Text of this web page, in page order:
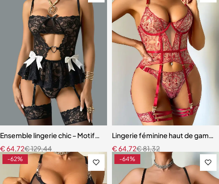
Ensemble lingerie chic – Motifs cœur, découpes raffinées et
€129,44
€64,72
Lingerie féminine haut de
€81,32
€64,72
-62% -64%